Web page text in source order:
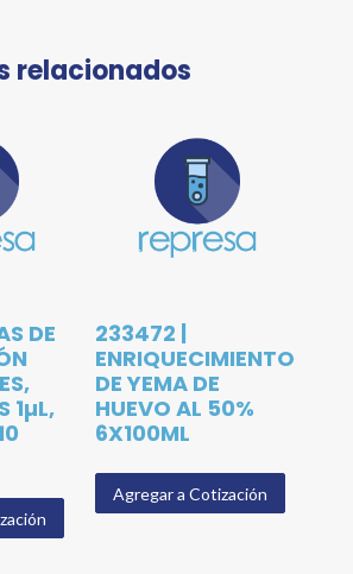
relacionados
DE
1µL,
233472 |
ENRIQUECIMIENTO
DE YEMA DE
HUEVO AL 50%
6X100ML
Agregar a Cotización